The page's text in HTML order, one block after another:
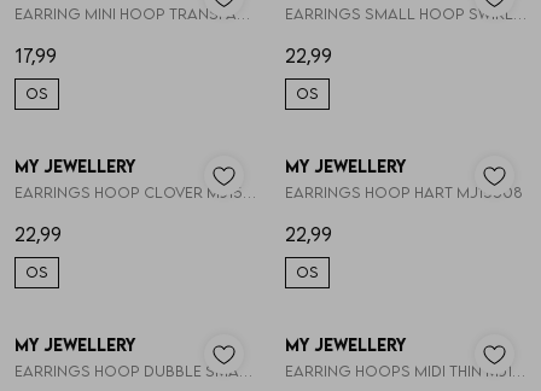
17,99
OS
22,99
OS
1 /2
My Jewellery
22,99
OS
1 /2
My Jewellery
Earrings hoop hart MJ15508
22,99
OS
1 /2
My Jewellery 1 /2
My Jewellery